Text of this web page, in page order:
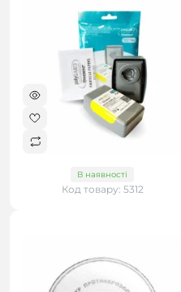
В наявності
Код товару: 5312